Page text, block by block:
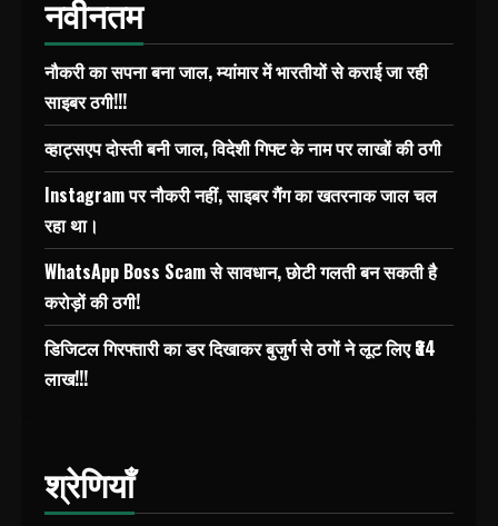
नवीनतम
नौकरी का सपना बना जाल, म्यांमार में भारतीयों से कराई जा रही
साइबर ठगी!!!
व्हाट्सएप दोस्ती बनी जाल, विदेशी गिफ्ट के नाम पर लाखों की ठगी
Instagram पर नौकरी नहीं, साइबर गैंग का खतरनाक जाल चल
रहा था।
WhatsApp Boss Scam से सावधान, छोटी गलती बन सकती है
करोड़ों की ठगी!
डिजिटल गिरफ्तारी का डर दिखाकर बुजुर्ग से ठगों ने लूट लिए ₹34
लाख!!!
श्रेणियाँ